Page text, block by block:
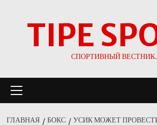
TIPE
СПОРТИВНЫЙ ВЕСТНИК.
меню
ГЛАВНАЯ БОКС
УСИК МОЖЕТ